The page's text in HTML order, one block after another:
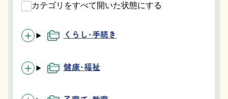
カテゴリをすべて開いた状態にする
くらし・手続き
健康・福祉